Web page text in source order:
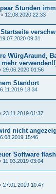
Stunden
« 12.08.2020 22:33
19.07.2020 09:31
WürgAraund,
mehr
29.06.2020 01:56
Standort
18:34
23.11.2019 01:37
nicht
15:46
Software
11.03.2019 03:04
27.01.2019 10:47